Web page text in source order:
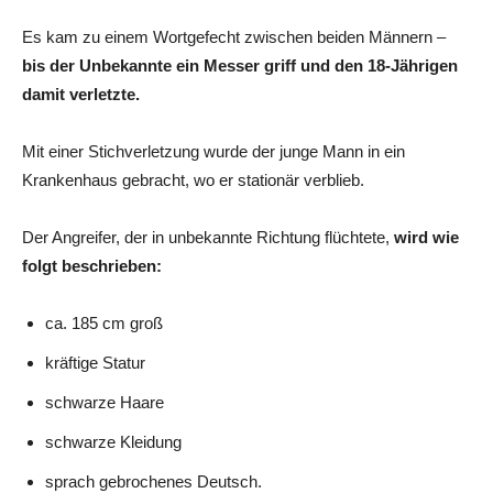
Es kam zu einem Wortgefecht zwischen beiden Männern –
bis der Unbekannte ein Messer griff und den 18-Jährigen
damit verletzte.
Mit einer Stichverletzung wurde der junge Mann in ein
Krankenhaus gebracht, wo er stationär verblieb.
Der Angreifer, der in unbekannte Richtung flüchtete, wird wie
folgt beschrieben:
ca. 185 cm groß
kräftige Statur
schwarze Haare
schwarze Kleidung
sprach gebrochenes Deutsch.